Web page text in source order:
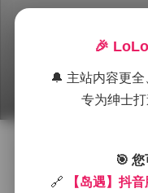
2026年6月30日 下午
拿起相机的时候，阳
风带着一点盐雾，轻
🎉
🔔 主站内容更全
专为绅士
🎯 您
🔗
【岛遇】抖